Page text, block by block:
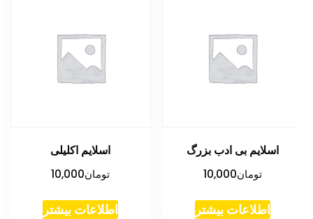
اسلایم بی ادب بزرگ
تومان10,000
اطلاعات بیشتر
اسلایم اکلیلی
تومان10,000
اطلاعات بیشتر